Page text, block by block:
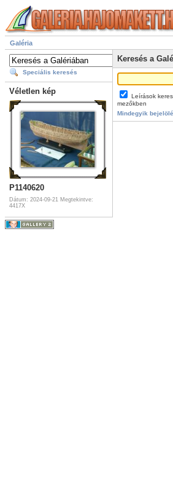
Galéria
Speciális keresés
Véletlen kép
P1140620
Dátum: 2024-09-21 Megtekintve:
4417X
Keresés a
Leírások
mezőkben
Mindegyik